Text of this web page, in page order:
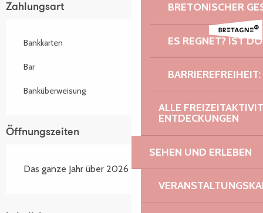
BRETONISCHER
ES REGNET? IST
ALLE
ENTDECKUNGEN
SEHEN UND ERLEBEN
Zahlungsart
Bankkarten
Bar
Banküberweisung
Öffnungszeiten
Das ganze Jahr über 2026